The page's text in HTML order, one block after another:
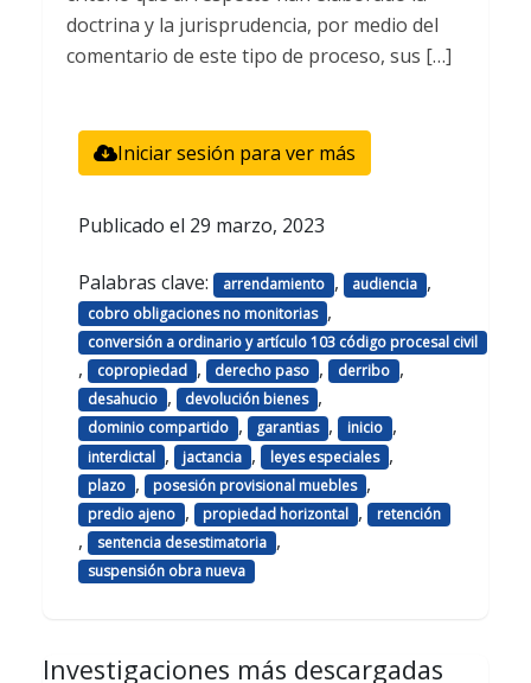
doctrina y la jurisprudencia, por medio del
comentario de este tipo de proceso, sus […]
Iniciar sesión para ver más
Publicado el 29 marzo, 2023
Palabras clave: arrendamiento , audiencia ,
cobro obligaciones no monitorias ,
conversión a ordinario y artículo 103 código procesal civil
, copropiedad , derecho paso , derribo ,
desahucio , devolución bienes ,
dominio compartido , garantias , inicio ,
interdictal , jactancia , leyes especiales ,
plazo , posesión provisional muebles ,
predio ajeno , propiedad horizontal , retención
, sentencia desestimatoria ,
suspensión obra nueva
Investigaciones más descargadas